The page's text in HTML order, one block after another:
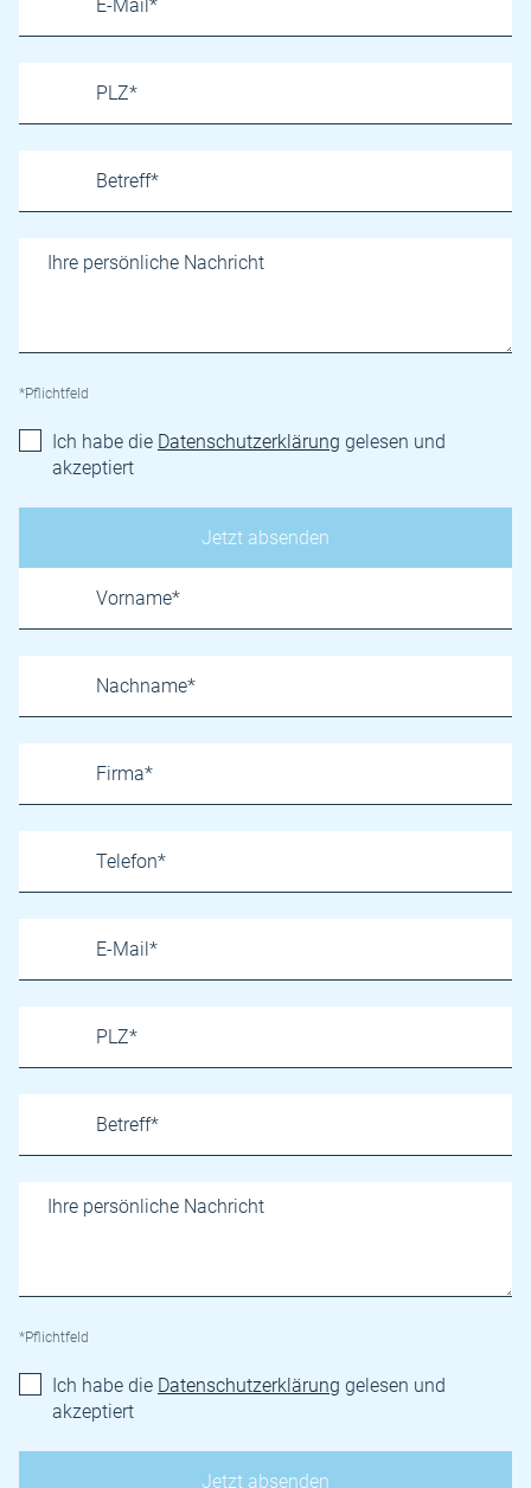
*Pflichtfeld
Ich habe die Datenschutzerklärung gelesen und
akzeptiert
*Pflichtfeld
Ich habe die Datenschutzerklärung gelesen und
akzeptiert